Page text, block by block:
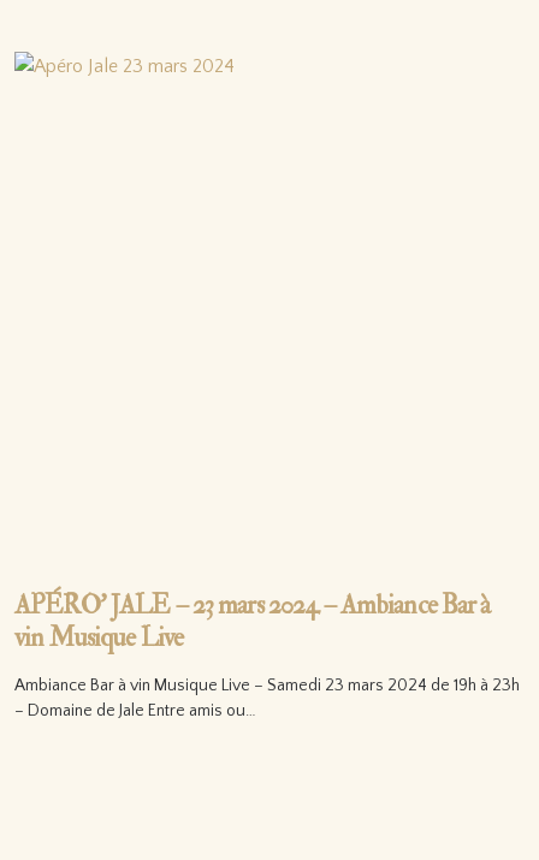
APÉRO’ JALE – 23 mars 2024 – Ambiance Bar à
vin Musique Live
Ambiance Bar à vin Musique Live – Samedi 23 mars 2024 de 19h à 23h
– Domaine de Jale Entre amis ou…